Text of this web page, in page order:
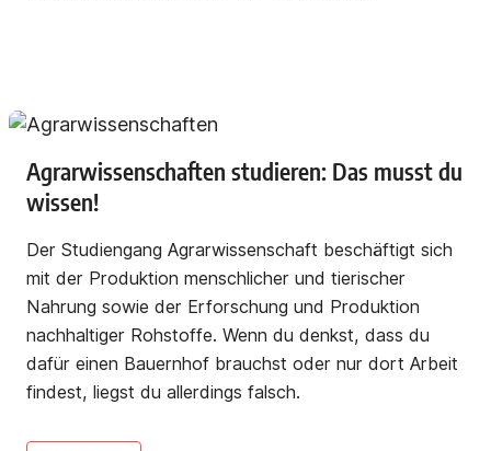
Agrarwissenschaften studieren: Das musst du
wissen!
Der Studiengang Agrarwissenschaft beschäftigt sich
mit der Produktion menschlicher und tierischer
Nahrung sowie der Erforschung und Produktion
nachhaltiger Rohstoffe. Wenn du denkst, dass du
dafür einen Bauernhof brauchst oder nur dort Arbeit
findest, liegst du allerdings falsch.